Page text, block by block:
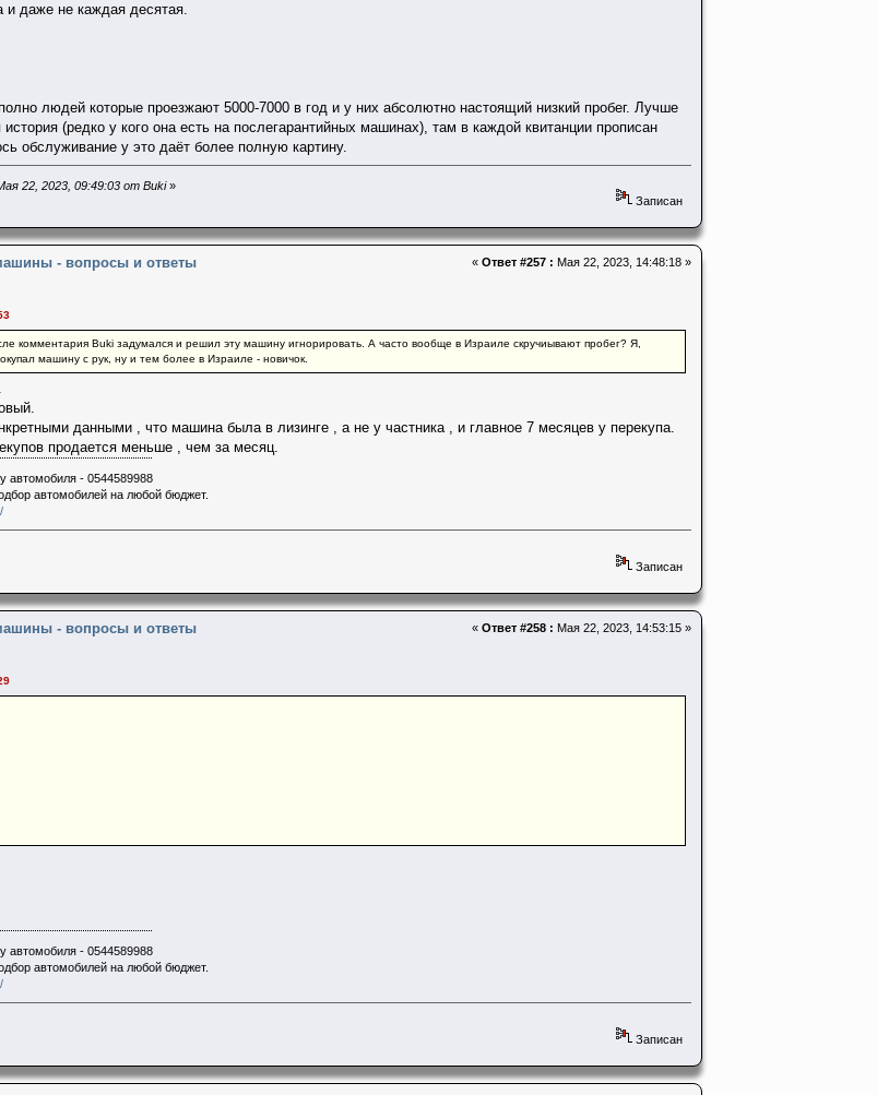
и даже не каждая десятая.
людей которые проезжают 5000-7000 в год и у них абсолютно настоящий низкий пробег. Лучше
история (редко у кого она есть на послегарантийных машинах), там в каждой квитанции прописан
обслуживание у это даёт более полную картину.
22, 2023, 09:49:03 от Buki»
Записан
- вопросы и ответы « Ответ #257 : Мая 22, 2023, 14:48:18 »
комментария Buki задумался и решил эту машину игнорировать. А часто вообще в Израиле скручиывают пробег? Я,
машину с рук, ну и тем более в Израиле - новичок.
данными , что машина была в лизинге , а не у частника , и главное 7 месяцев у перекупа.
продается меньше , чем за месяц.
автомобиля - 0544589988
автомобилей на любой бюджет.
Записан
- вопросы и ответы « Ответ #258 : Мая 22, 2023, 14:53:15 »
автомобиля - 0544589988
автомобилей на любой бюджет.
Записан